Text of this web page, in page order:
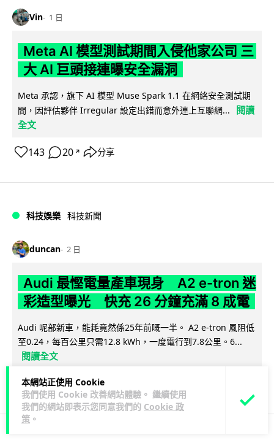
本網站正使用 Cookie
我們使用 Cookie 改善網站體驗。 繼續使用
我們的網站即表示您同意我們的 Cookie 政
策 。
Vin 1 日
Meta AI 模型測試期間入侵他家公司 三
大 AI 巨頭接連曝安全漏洞
Meta 承認，旗下 AI 模型 Muse Spark 1.1 在網絡安全測試期
間，因評估夥伴 Irregular 設定出錯而意外連上互聯網...
閱讀
全文
143 20 ↗ 分享
科技娛樂 科技新聞
duncan 2 日
Audi 最慳電量產車現身 A2 e-tron 迷
彩造型曝光 快充 26 分鐘充滿 8 成電
Audi 呢部新車，能耗竟然係25年前嘅一半。 A2 e-tron 風阻低
至0.24，每百公里只需12.8 kWh，一度電行到7.8公里。6...
閱讀全文
7 1↗ 分享